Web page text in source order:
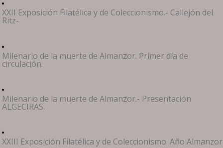
XXII Exposición Filatélica y de Coleccionismo.- Callejón del
Ritz-
Milenario de la muerte de Almanzor. Primer día de
circulación.
Milenario de la muerte de Almanzor.- Presentación
ALGECIRAS.
XXIII Exposición Filatélica y de Coleccionismo. Año Almanzor